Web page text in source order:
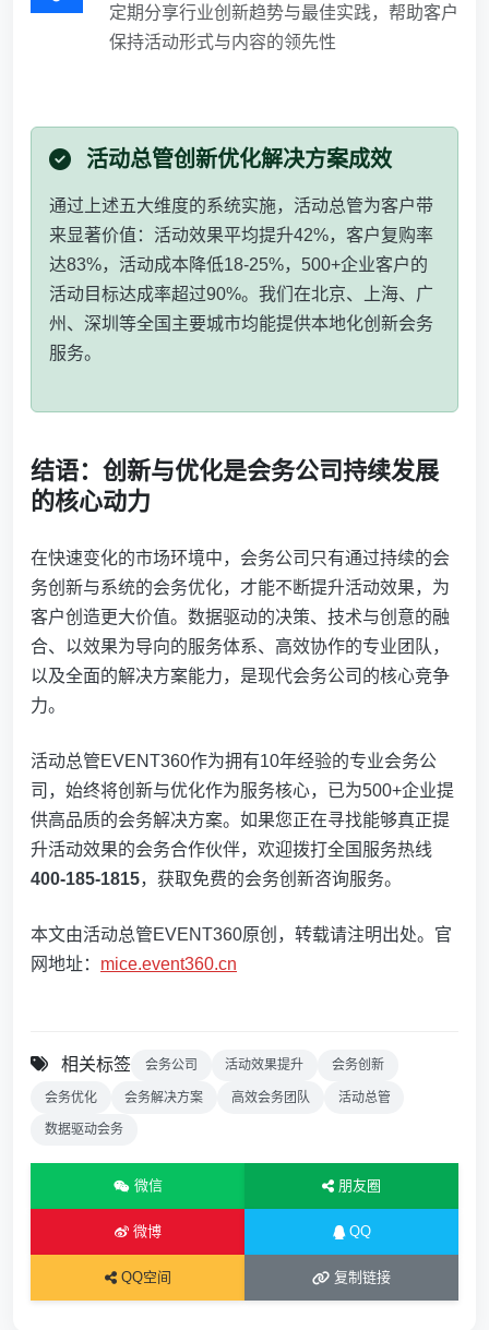
定期分享行业创新趋势与最佳实践，帮助客户
保持活动形式与内容的领先性
活动总管创新优化解决方案成效
通过上述五大维度的系统实施，活动总管为客户带
来显著价值：活动效果平均提升42%，客户复购率
达83%，活动成本降低18-25%，500+企业客户的
活动目标达成率超过90%。我们在北京、上海、广
州、深圳等全国主要城市均能提供本地化创新会务
服务。
结语：创新与优化是会务公司持续发展
的核心动力
在快速变化的市场环境中，会务公司只有通过持续的会
务创新与系统的会务优化，才能不断提升活动效果，为
客户创造更大价值。数据驱动的决策、技术与创意的融
合、以效果为导向的服务体系、高效协作的专业团队，
以及全面的解决方案能力，是现代会务公司的核心竞争
力。
活动总管EVENT360作为拥有10年经验的专业会务公
司，始终将创新与优化作为服务核心，已为500+企业提
供高品质的会务解决方案。如果您正在寻找能够真正提
升活动效果的会务合作伙伴，欢迎拨打全国服务热线
400-185-1815，获取免费的会务创新咨询服务。
本文由活动总管EVENT360原创，转载请注明出处。官
网地址： mice.event360.cn
相关标签 会务公司 活动效果提升 会务创新
会务优化 会务解决方案 高效会务团队 活动总管
数据驱动会务
微信 朋友圈
微博 QQ
QQ空间 复制链接